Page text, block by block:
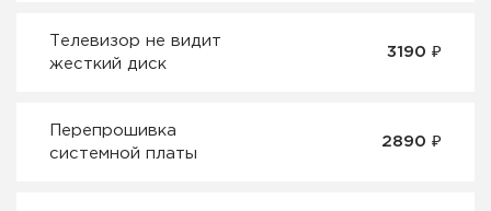
Телевизор не видит
жесткий диск
3190 ₽
Перепрошивка
системной платы
2890 ₽